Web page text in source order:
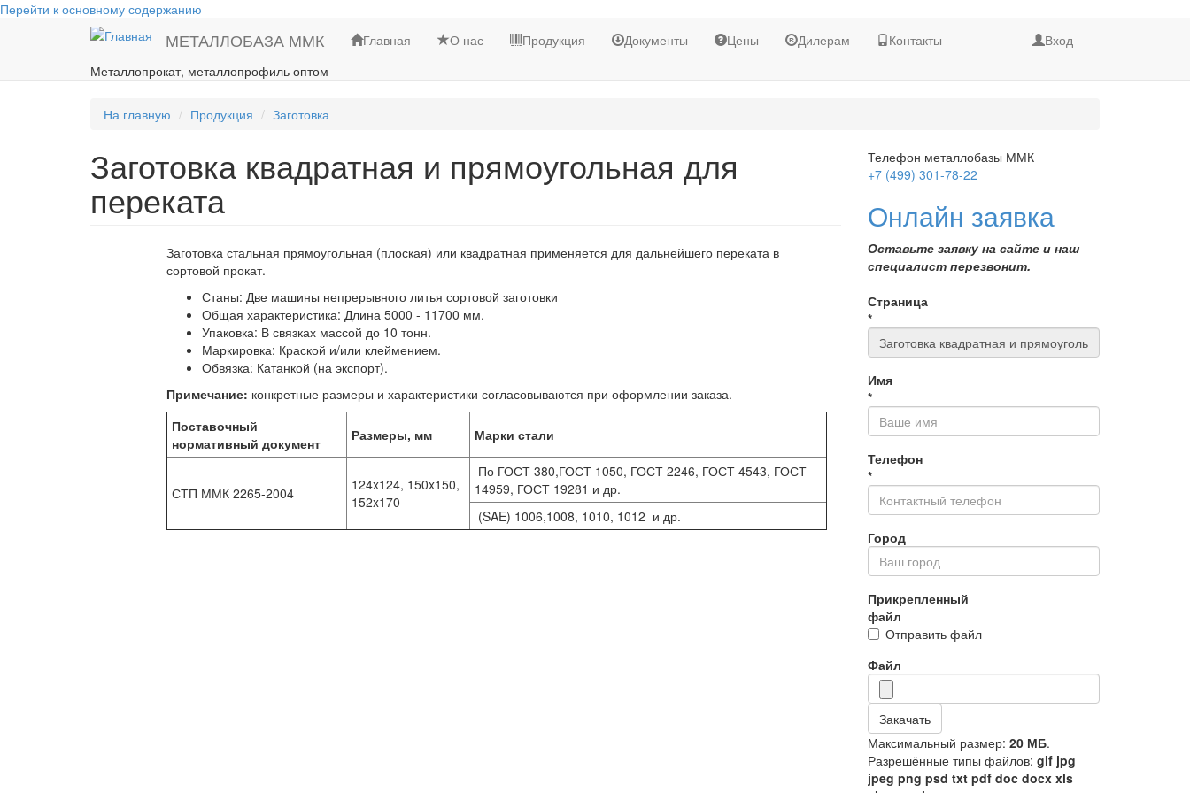
Перейти к основному содержанию
МЕТАЛЛОБАЗА ММК
Металлопрокат, металлопрофиль оптом
Главная О нас Продукция Документы Цены Дилерам Контакты Вход
На главную Продукция Заготовка
Заготовка квадратная и прямоугольная для
переката
Заготовка стальная прямоугольная (плоская) или квадратная применяется для дальнейшего переката в
сортовой прокат.
Станы: Две машины непрерывного литья сортовой заготовки
Общая характеристика: Длина 5000 - 11700 мм.
Упаковка: В связках массой до 10 тонн.
Маркировка: Краской и/или клеймением.
Обвязка: Катанкой (на экспорт).
Примечание: конкретные размеры и характеристики согласовываются при оформлении заказа.
Поставочный
нормативный документ
Размеры, мм Марки стали
СТП ММК 2265-2004
124x124, 150x150,
152x170
По ГОСТ 380,ГОСТ 1050, ГОСТ 2246, ГОСТ 4543, ГОСТ
14959, ГОСТ 19281 и др.
(SAE) 1006,1008, 1010, 1012 и др.
Телефон металлобазы ММК
+7 (499) 301-78-22
Онлайн заявка
Оставьте заявку на сайте и наш
специалист перезвонит.
Страница
*
Имя
*
Телефон
*
Город
Прикрепленный
файл
Отправить файл
Файл
Закачать
Максимальный размер: 20 МБ.
Разрешённые типы файлов: gif jpg
jpeg png psd txt pdf doc docx xls